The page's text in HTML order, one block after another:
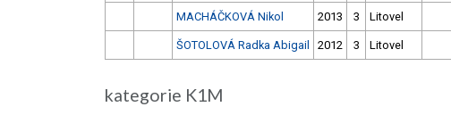
MACHÁČKOVÁ Nikol 2013 3 Litovel
ŠOTOLOVÁ Radka Abigail 2012 3 Litovel
kategorie K1M